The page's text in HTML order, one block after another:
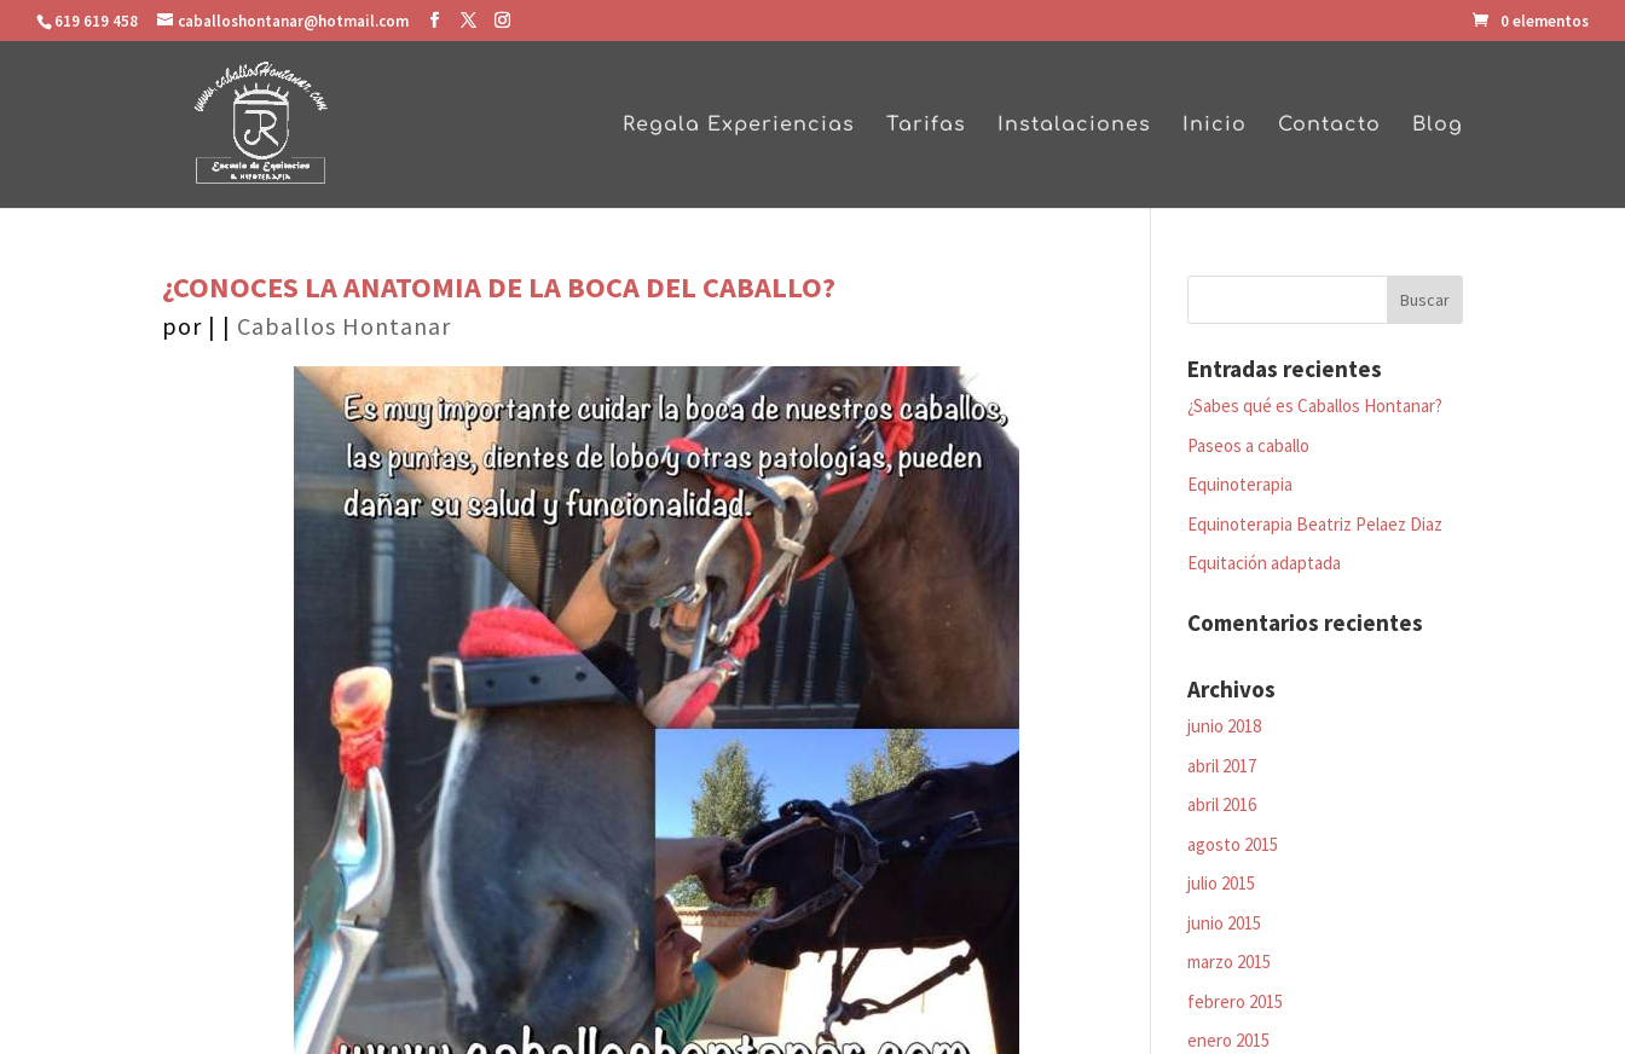
619 619 458 caballoshontanar@hotmail.com 0 elementos
Regala Experiencias Tarifas Instalaciones Inicio Contacto Blog
¿CONOCES LA ANATOMIA DE LA BOCA DEL CABALLO?
por | | Caballos Hontanar
Entradas recientes
¿Sabes qué es Caballos Hontanar?
Paseos a caballo
Equinoterapia
Equinoterapia Beatriz Pelaez Diaz
Equitación adaptada
Comentarios recientes
Archivos
junio 2018
abril 2017
abril 2016
agosto 2015
julio 2015
junio 2015
marzo 2015
febrero 2015
enero 2015